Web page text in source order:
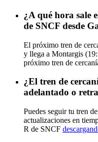
¿A qué hora sale
de SNCF desde
El próximo tren de
y llega a Montargis
próximo tren de
¿El tren de
adelantado o
Puedes seguir tu tren
actualizaciones en
R de SNCF